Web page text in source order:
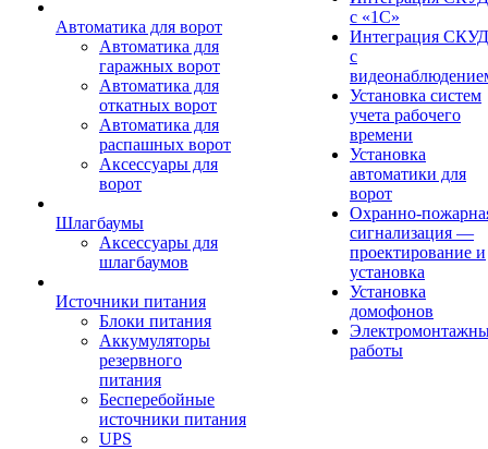
Автоматика для ворот
Автоматика для
гаражных ворот
Автоматика для
откатных ворот
Автоматика для
распашных ворот
Аксессуары для
ворот
Шлагбаумы
Аксессуары для
шлагбаумов
Источники питания
Блоки питания
Аккумуляторы
резервного
питания
Бесперебойные
источники питания
UPS
с «1С»
Интеграция СКУД
с
Установка систем
учета рабочего
времени
Установка
автоматики для
ворот
Охранно-
сигнализация —
проектирование и
установка
Установка
домофонов
работы